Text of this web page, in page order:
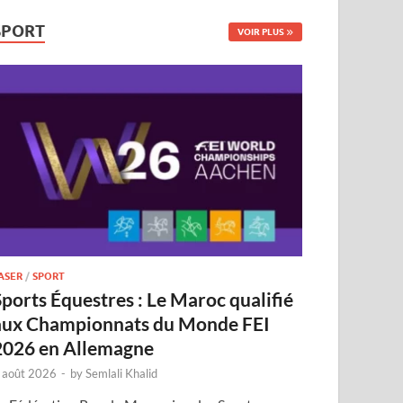
VOIR PLUS
/SPORT
Équestres : Le Maroc qualifié
Championnats du Monde FEI
en Allemagne
2026 - bySemlali Khalid